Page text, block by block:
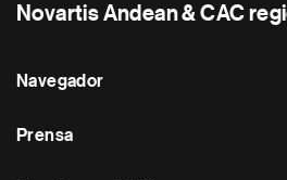
Novartis Andean & CAC
Navegador
Prensa